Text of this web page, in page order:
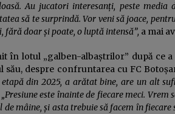
Au jucatori interesanți, peste
să te surprindă. Vor veni să joace,
fără doar și poate, o luptă intensă”, a mai
în lotul „galben-albaștrilor” după ce
său, despre confruntarea cu FC
din 2025, a arătat bine, are un alt
„Presiune este înainte de fiecare meci.
de mâine, și asta trebuie să facem în